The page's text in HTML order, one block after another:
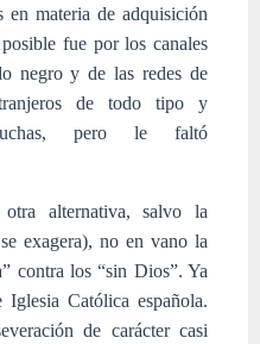
en materia de adquisición
fue por los canales
negro y de las redes de
de todo tipo y
pero le faltó
alternativa, salvo la
exagera), no en vano la
contra los “sin Dios”. Ya
Católica española.
de carácter casi